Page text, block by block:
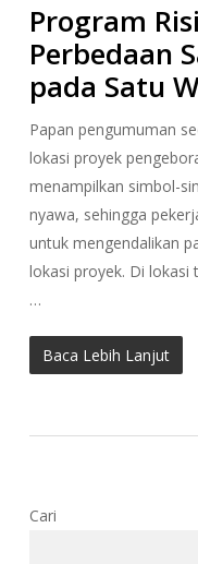
Program
Perbedaan
pada Satu
Papan pengumuman
lokasi proyek
menampilkan simbol-
nyawa, sehingga
untuk mengendalikan
lokasi proyek. Di lokasi
…
Baca Lebih Lanjut
Cari